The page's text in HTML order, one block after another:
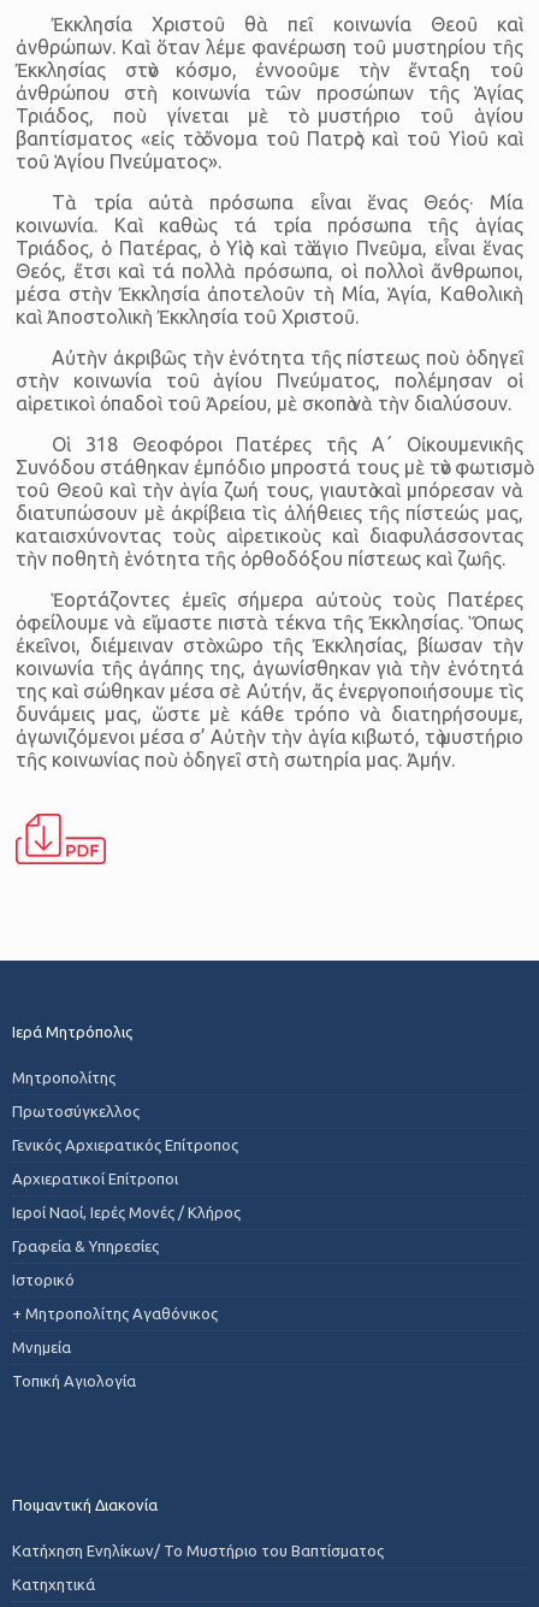
Ἐκκλησία Χριστοῦ θὰ πεῖ κοινωνία Θεοῦ καὶ
ἀνθρώπων. Καὶ ὅταν λέμε φανέρωση τοῦ μυστηρίου τῆς
Ἐκκλησίας στὸν κόσμο, ἐννοοῦμε τὴν ἔνταξη τοῦ
ἀνθρώπου στὴ κοινωνία τῶν προσώπων τῆς Ἁγίας
Τριάδος, ποὺ γίνεται μὲ τὸ μυστήριο τοῦ ἁγίου
βαπτίσματος «εἰς τὸ ὄνομα τοῦ Πατρὸς καὶ τοῦ Υἱοῦ καὶ
τοῦ Ἁγίου Πνεύματος».
Τὰ τρία αὐτὰ πρόσωπα εἶναι ἕνας Θεός· Μία
κοινωνία. Καὶ καθὼς τά τρία πρόσωπα τῆς ἁγίας
Τριάδος, ὁ Πατέρας, ὁ Υἱὸς καὶ τὸ ἅγιο Πνεῦμα, εἶναι ἕνας
Θεός, ἔτσι καὶ τά πολλὰ πρόσωπα, οἱ πολλοὶ ἄνθρωποι,
μέσα στὴν Ἐκκλησία ἀποτελοῦν τὴ Μία, Ἁγία, Καθολικὴ
καὶ Ἀποστολικὴ Ἐκκλησία τοῦ Χριστοῦ.
Αὐτὴν ἀκριβῶς τὴν ἑνότητα τῆς πίστεως ποὺ ὁδηγεῖ
στὴν κοινωνία τοῦ ἁγίου Πνεύματος, πολέμησαν οἱ
αἱρετικοὶ ὀπαδοὶ τοῦ Ἀρείου, μὲ σκοπὸ νὰ τὴν διαλύσουν.
Οἱ 318 Θεοφόροι Πατέρες τῆς Α΄ Οἰκουμενικῆς
Συνόδου στάθηκαν ἐμπόδιο μπροστά τους μὲ τὸν φωτισμὸ
τοῦ Θεοῦ καὶ τὴν ἁγία ζωή τους, γιαυτὸ καὶ μπόρεσαν νὰ
διατυπώσουν μὲ ἀκρίβεια τὶς ἀλήθειες τῆς πίστεώς μας,
καταισχύνοντας τοὺς αἱρετικοὺς καὶ διαφυλάσσοντας
τὴν ποθητὴ ἑνότητα τῆς ὀρθοδόξου πίστεως καὶ ζωῆς.
Ἑορτάζοντες ἐμεῖς σήμερα αὐτοὺς τοὺς Πατέρες
ὀφείλουμε νὰ εἴμαστε πιστὰ τέκνα τῆς Ἐκκλησίας. Ὅπως
ἐκεῖνοι, διέμειναν στὸ χῶρο τῆς Ἐκκλησίας, βίωσαν τὴν
κοινωνία τῆς ἀγάπης της, ἀγωνίσθηκαν γιὰ τὴν ἑνότητά
της καὶ σώθηκαν μέσα σὲ Αὐτήν, ἄς ἐνεργοποιήσουμε τὶς
δυνάμεις μας, ὥστε μὲ κάθε τρόπο νὰ διατηρήσουμε,
ἀγωνιζόμενοι μέσα σ’ Αὐτὴν τὴν ἁγία κιβωτό, τὸ μυστήριο
τῆς κοινωνίας ποὺ ὁδηγεῖ στὴ σωτηρία μας. Ἀμήν.
Ιερά Μητρόπολις
Μητροπολίτης
Πρωτοσύγκελλος
Γενικός Αρχιερατικός Επίτροπος
Αρχιερατικοί Επίτροποι
Ιεροί Ναοί, Ιερές Μονές / Κλήρος
Γραφεία & Υπηρεσίες
Ιστορικό
+ Μητροπολίτης Αγαθόνικος
Μνημεία
Τοπική Αγιολογία
Ποιμαντική Διακονία
Κατήχηση Ενηλίκων/ Το Μυστήριο του Βαπτίσματος
Κατηχητικά